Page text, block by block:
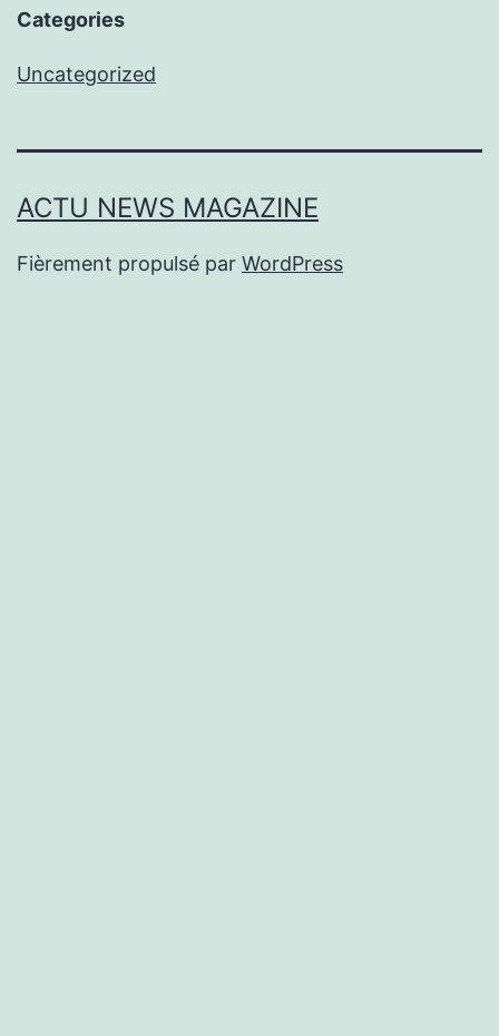
Categories
Uncategorized
ACTU NEWS MAGAZINE
Fièrement propulsé par WordPress